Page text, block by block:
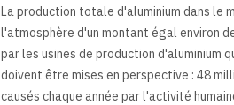
La production totale d'aluminium dans le
l'atmosphère d'un montant égal environ
par les usines de production d'aluminium
doivent être mises en perspective : 48
causés chaque année par l'activité